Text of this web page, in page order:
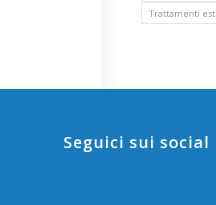
Trattamenti
Seguici sui social